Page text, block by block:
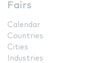
Fairs
Calendar
Countries
Cities
Industries